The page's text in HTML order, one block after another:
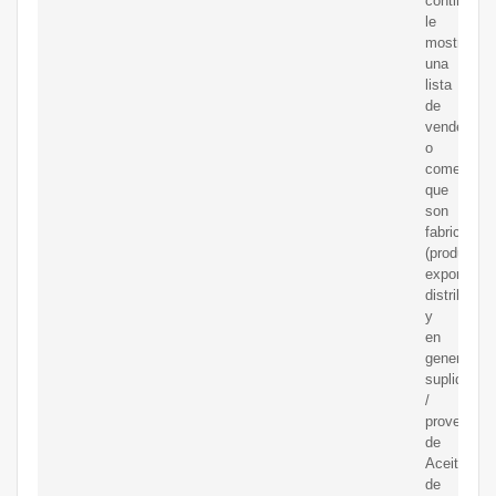
le
mostramos
una
lista
de
o
que
son
fabricantes
y
en
general
suplidores
/
de
Aceite
de